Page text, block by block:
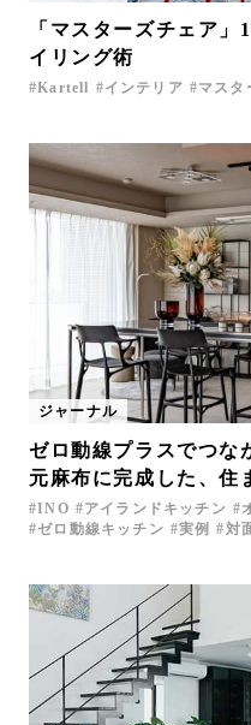
「マスターズチェア
イリング術
Kartell インテリア マスタ
ジャーナル
ゼロ動線プラスでつ
元麻布に完成した、住
INO アイランドキッチン
ゼロ動線キッチン
実例 対